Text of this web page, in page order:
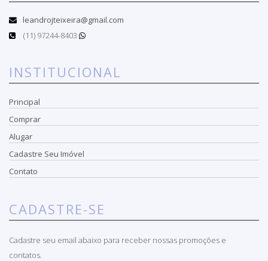
leandrojteixeira@gmail.com
(11) 97244-8403
INSTITUCIONAL
Principal
Comprar
Alugar
Cadastre Seu Imóvel
Contato
CADASTRE-SE
Cadastre seu email abaixo para receber nossas promoções e
contatos.